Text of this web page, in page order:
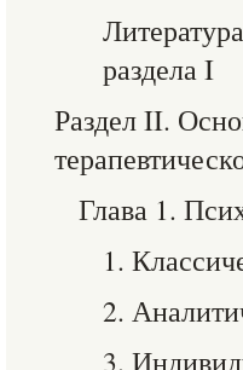
раздела I
Раздел II.
Глава 1.
1.
2.
3.